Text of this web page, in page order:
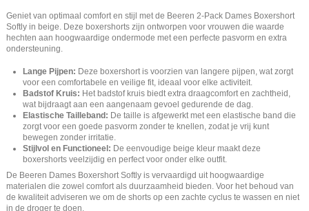
Geniet van optimaal comfort en stijl met de Beeren 2-Pack Dames Boxershort
Softly in beige. Deze boxershorts zijn ontworpen voor vrouwen die waarde
hechten aan hoogwaardige ondermode met een perfecte pasvorm en extra
ondersteuning.
Lange Pijpen: Deze boxershort is voorzien van langere pijpen, wat zorgt
voor een comfortabele en veilige fit, ideaal voor elke activiteit.
Badstof Kruis: Het badstof kruis biedt extra draagcomfort en zachtheid,
wat bijdraagt aan een aangenaam gevoel gedurende de dag.
Elastische Tailleband: De taille is afgewerkt met een elastische band die
zorgt voor een goede pasvorm zonder te knellen, zodat je vrij kunt
bewegen zonder irritatie.
Stijlvol en Functioneel: De eenvoudige beige kleur maakt deze
boxershorts veelzijdig en perfect voor onder elke outfit.
De Beeren Dames Boxershort Softly is vervaardigd uit hoogwaardige
materialen die zowel comfort als duurzaamheid bieden. Voor het behoud van
de kwaliteit adviseren we om de shorts op een zachte cyclus te wassen en niet
in de droger te doen.